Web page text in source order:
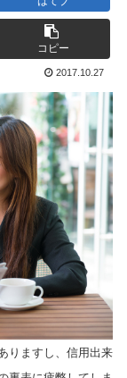
コピー
2017.10.27
りますし、信用出来